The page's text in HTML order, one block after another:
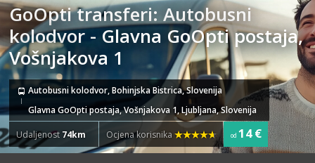
GoOpti transferi: Autobusni
kolodvor - Glavna GoOpti postaja,
Vošnjakova 1
Autobusni kolodvor, Bohinjska Bistrica, Slovenija
Glavna GoOpti postaja, Vošnjakova 1, Ljubljana, Slovenija
Udaljenost 74km Ocjena korisnika od 14 €